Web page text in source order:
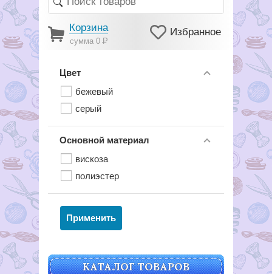
Корзина
сумма 0Р
Избранное
Цвет
бежевый
серый
Основной материал
вискоза
полиэстер
КАТАЛОГ ТОВАРОВ